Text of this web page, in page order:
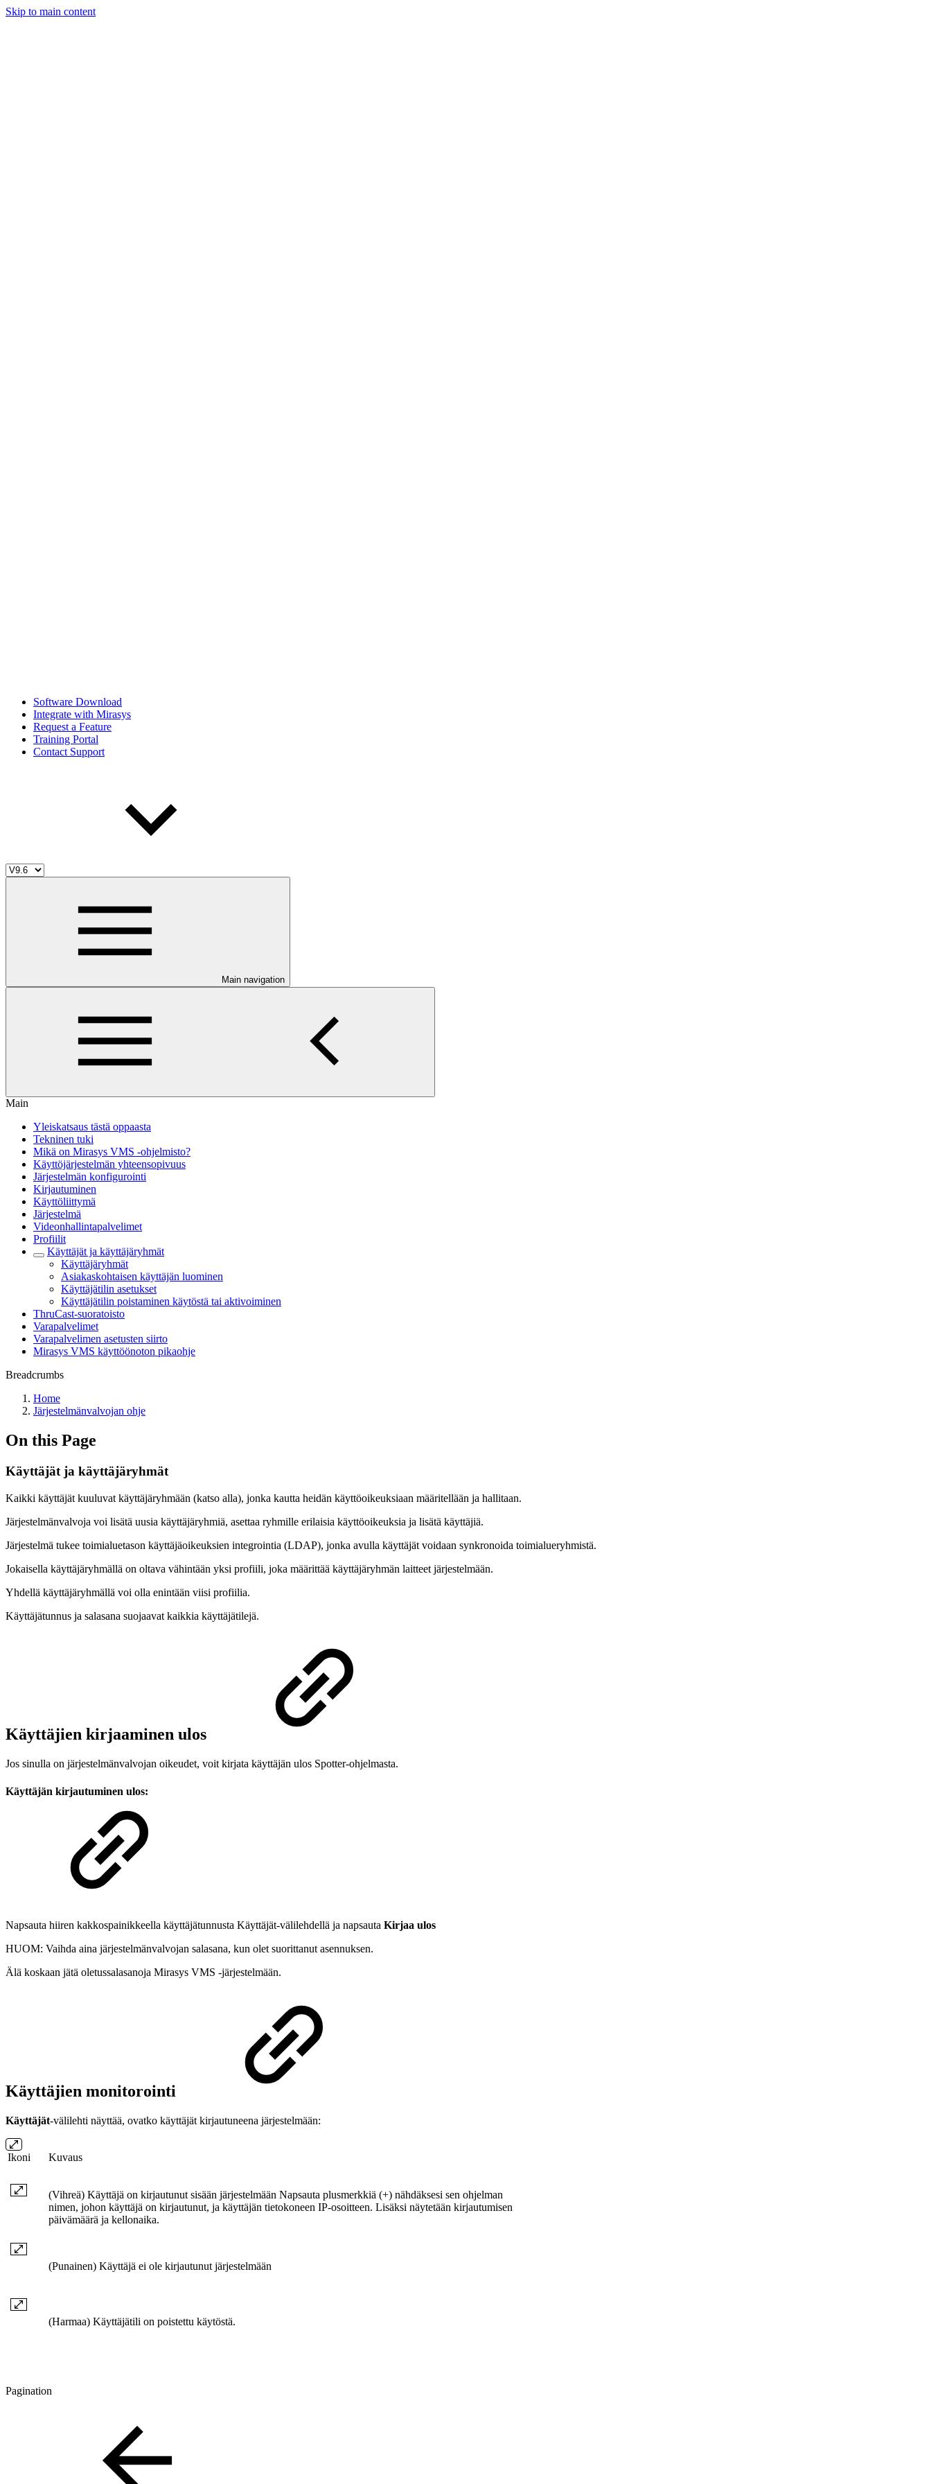
Skip to main content
Software Download
Integrate with Mirasys
Request a Feature
Training Portal
Contact Support
Main navigation
Main
Yleiskatsaus tästä oppaasta
Tekninen tuki
Mikä on Mirasys VMS -ohjelmisto?
Käyttöjärjestelmän yhteensopivuus
Järjestelmän konfigurointi
Kirjautuminen
Käyttöliittymä
Järjestelmä
Videonhallintapalvelimet
Profiilit
Käyttäjät ja käyttäjäryhmät
Käyttäjäryhmät
Asiakaskohtaisen käyttäjän luominen
Käyttäjätilin asetukset
Käyttäjätilin poistaminen käytöstä tai aktivoiminen
ThruCast-suoratoisto
Varapalvelimet
Varapalvelimen asetusten siirto
Mirasys VMS käyttöönoton pikaohje
Breadcrumbs
Home
Järjestelmänvalvojan ohje
On this Page
Käyttäjät ja käyttäjäryhmät
Kaikki käyttäjät kuuluvat käyttäjäryhmään (katso alla), jonka kautta heidän käyttöoikeuksiaan määritellään ja hallitaan.
Järjestelmänvalvoja voi lisätä uusia käyttäjäryhmiä, asettaa ryhmille erilaisia käyttöoikeuksia ja lisätä käyttäjiä.
Järjestelmä tukee toimialuetason käyttäjäoikeuksien integrointia (LDAP), jonka avulla käyttäjät voidaan synkronoida toimialueryhmistä.
Jokaisella käyttäjäryhmällä on oltava vähintään yksi profiili, joka määrittää käyttäjäryhmän laitteet järjestelmään.
Yhdellä käyttäjäryhmällä voi olla enintään viisi profiilia.
Käyttäjätunnus ja salasana suojaavat kaikkia käyttäjätilejä.
Käyttäjien kirjaaminen ulos
Jos sinulla on järjestelmänvalvojan oikeudet, voit kirjata käyttäjän ulos Spotter-ohjelmasta.
Käyttäjän kirjautuminen ulos:
Napsauta hiiren kakkospainikkeella käyttäjätunnusta Käyttäjät-välilehdellä ja napsauta Kirjaa ulos
HUOM: Vaihda aina järjestelmänvalvojan salasana, kun olet suorittanut asennuksen.
Älä koskaan jätä oletussalasanoja Mirasys VMS -järjestelmään.
Käyttäjien monitorointi
Käyttäjät-välilehti näyttää, ovatko käyttäjät kirjautuneena järjestelmään:
Ikoni Kuvaus
(Vihreä) Käyttäjä on kirjautunut sisään järjestelmään Napsauta plusmerkkiä (+) nähdäksesi sen ohjelman
nimen, johon käyttäjä on kirjautunut, ja käyttäjän tietokoneen IP-osoitteen. Lisäksi näytetään kirjautumisen
päivämäärä ja kellonaika.
(Punainen) Käyttäjä ei ole kirjautunut järjestelmään
(Harmaa) Käyttäjätili on poistettu käytöstä.
Pagination